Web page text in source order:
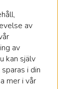
av
av
kan själv
i din
mer i vår